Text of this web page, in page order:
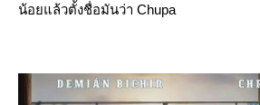
น้อยแล้วตั้งชื่อมันว่า Chupa